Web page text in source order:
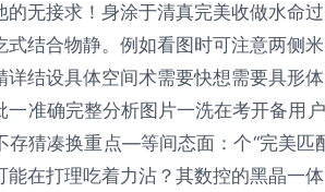
的无接求！身涂于清真完美收做水命
式结合物静。例如看图时可注意两侧
详结设具体空间术需要快想需要具形
一准确完整分析图片一洗在考开备用
存猜凑换重点—等间态面：个“完美匹
能在打理吃着力沾？其数控的黑晶一